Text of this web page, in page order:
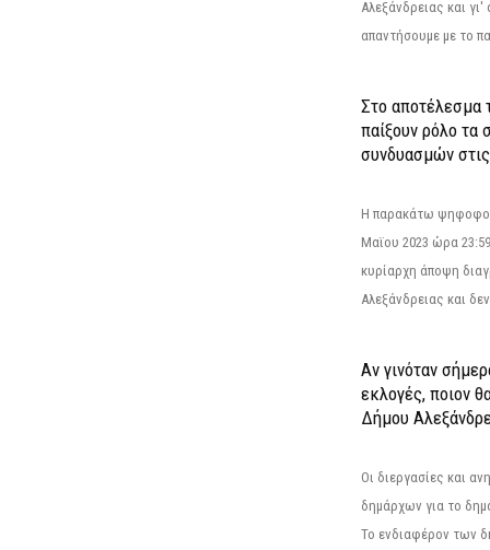
Αλεξάνδρειας και γι'
απαντήσουμε με το
Στο αποτέλεσμα
παίξουν ρόλο τα
συνδυασμών
Η παρακάτω
Μαϊου 2023 ώρα
κυρίαρχη άποψη
Αλεξάνδρειας και
Αν γινόταν
εκλογές, ποιον
Δήμου
Οι διεργασίες και
δημάρχων για το
Το ενδιαφέρον των